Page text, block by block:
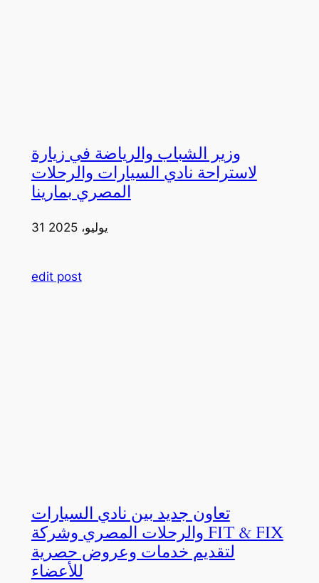
وزير الشباب والرياضة في زيارة
لاستراحة نادي السيارات والرحلات
المصري بمارينا
31 يوليو، 2025
edit post
تعاون جديد بين نادي السيارات
والرحلات المصري وشركة FIT & FIX
لتقديم خدمات وعروض حصرية
للأعضاء